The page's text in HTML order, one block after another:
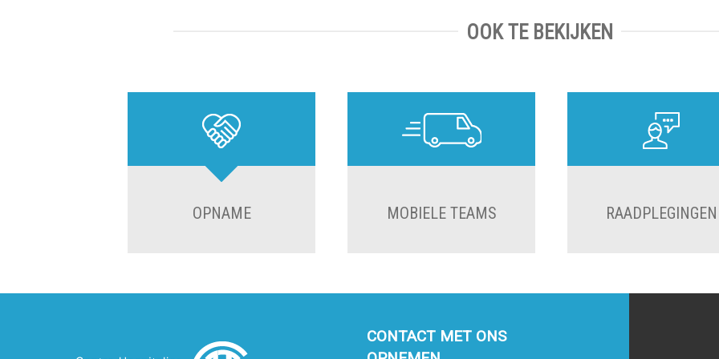
OOK TE BEKIJKEN
OPNAME MOBIELE TEAMS RAADPLEGINGEN
CONTACT MET ONS